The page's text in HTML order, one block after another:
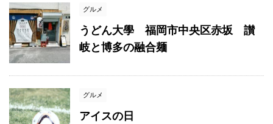
グルメ
うどん大學 福岡市中央区赤坂 讃
岐と博多の融合麺
グルメ
アイスの日